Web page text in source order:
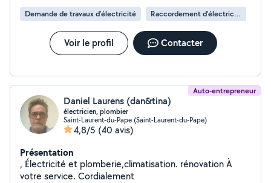
Demande de travaux d’électricité Raccordement d'électricité
Voir le profil Contacter
Auto-entrepreneur
Daniel Laurens (dan&tina)
électricien, plombier
Saint-Laurent-du-Pape (Saint-Laurent-du-Pape)
4,8/5 (40 avis)
Présentation
, Électricité et plomberie,climatisation. rénovation À
votre service. Cordialement